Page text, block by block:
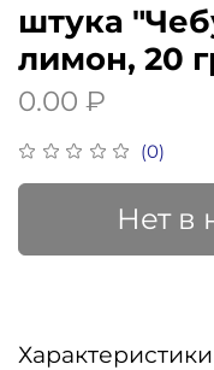
(0)
штука
лимон, 20
0.00 ₽
Нет в
Характеристики